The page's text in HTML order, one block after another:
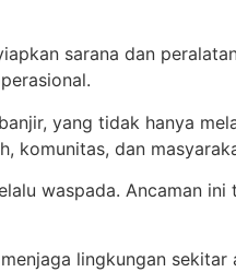
sarana dan
yang tidak hanya
komunitas, dan
waspada. Ancaman
lingkungan